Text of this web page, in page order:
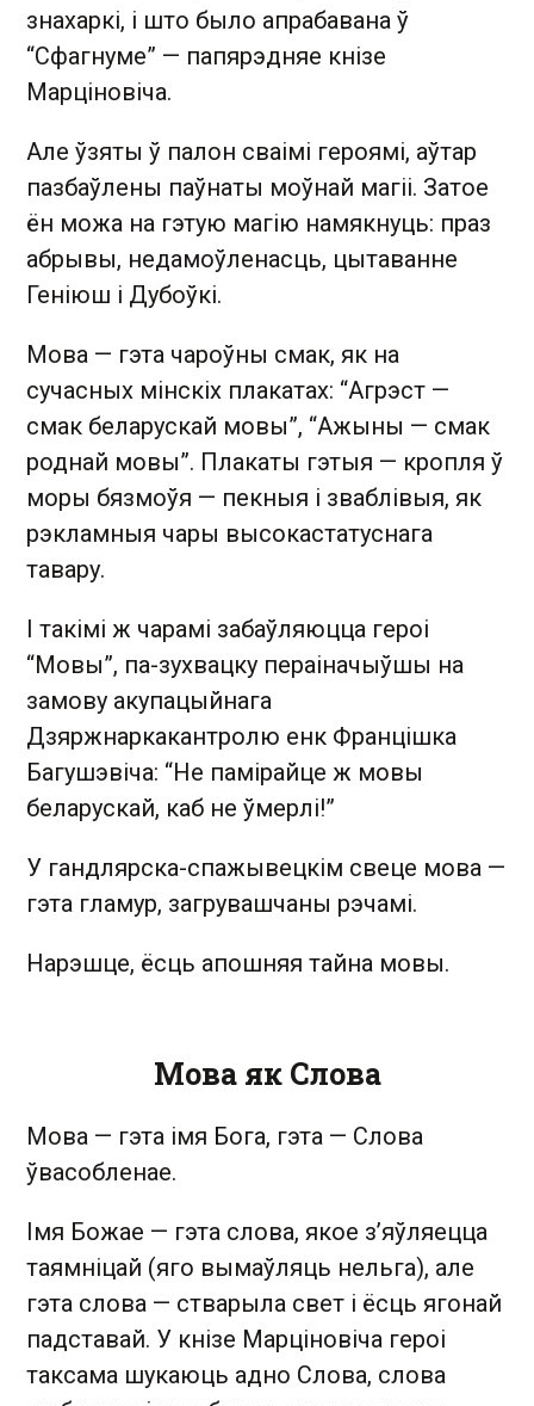
знахаркі, і што было апрабавана ў
“Сфагнуме” — папярэдняе кнізе
Марціновіча.
Але ўзяты ў палон сваімі героямі, аўтар
пазбаўлены паўнаты моўнай магіі. Затое
ён можа на гэтую магію намякнуць: праз
абрывы, недамоўленасць, цытаванне
Геніюш і Дубоўкі.
Мова — гэта чароўны смак, як на
сучасных мінскіх плакатах: “Агрэст —
смак беларускай мовы”, “Ажыны — смак
роднай мовы”. Плакаты гэтыя — кропля ў
моры бязмоўя — пекныя і зваблівыя, як
рэкламныя чары высокастатуснага
тавару.
І такімі ж чарамі забаўляюцца героі
“Мовы”, па-зухвацку пераіначыўшы на
замову акупацыйнага
Дзяржнаркакантролю енк Францішка
Багушэвіча: “Не памірайце ж мовы
беларускай, каб не ўмерлі!”
У гандлярска-спажывецкім свеце мова —
гэта гламур, загрувашчаны рэчамі.
Нарэшце, ёсць апошняя тайна мовы.
Мова як Слова
Мова — гэта імя Бога, гэта — Слова
ўвасобленае.
Імя Божае — гэта слова, якое з’яўляецца
таямніцай (яго вымаўляць нельга), але
гэта слова — стварыла свет і ёсць ягонай
падставай. У кнізе Марціновіча героі
таксама шукаюць адно Слова, слова